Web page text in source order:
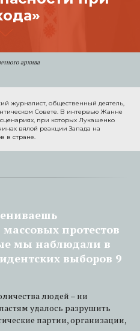
архива
журналист, общественный деятель,
Совете. В интервью Жанне
при которых Лукашенко
вялой реакции Запада на
в стране.
протестов
мы наблюдали в
выборов 9
людей – ни
удалось разрушить
партии, организации,